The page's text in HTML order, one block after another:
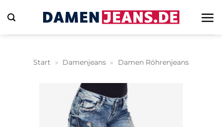
Inhalt
springen
Start » Damenjeans » Damen Röhrenjeans